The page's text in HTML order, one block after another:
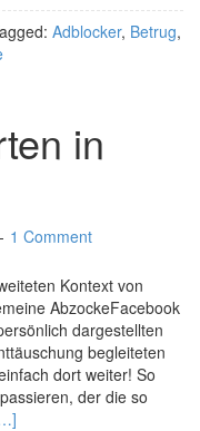
Adblocker, Betrug,
in
1 Comment
Kontext von
AbzockeFacebook
dargestellten
begleiteten
dort weiter! So
der die so